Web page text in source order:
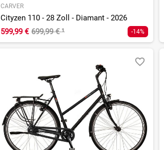
CARVER
Cityzen 110 - 28 Zoll - Diamant - 2026
599,99 € 699,99 €¹ -14%